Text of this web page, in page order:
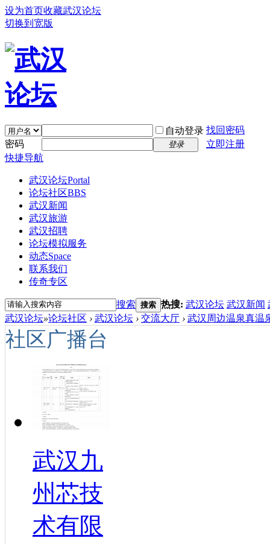
设为首页收藏武汉论坛
切换到宽版
自动登录 找回密码
密码
登录
立即注册
快捷导航
武汉论坛Portal
论坛社区BBS
武汉新闻
武汉旅游
武汉招聘
论坛模拟服务
动态Space
联系我们
传奇专区
搜索 搜索 热搜: 武汉论坛 武汉新闻
武汉论坛»论坛社区 › 武汉论坛 › 交流大厅 › 武汉周边温泉真温
社区广播台
武汉九
州芯技
术有限